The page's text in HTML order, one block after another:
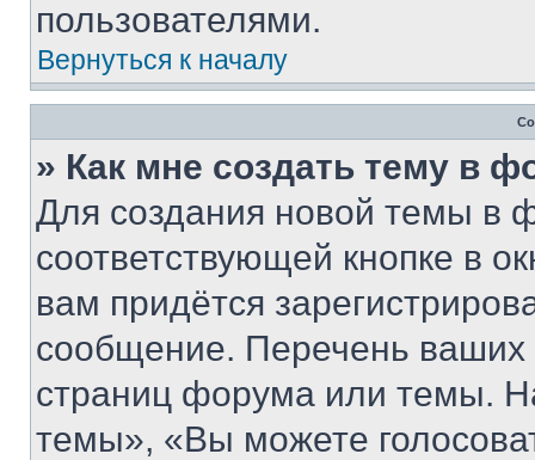
пользователями.
Вернуться к началу
» Как мне создать тему в
Для создания новой темы в
соответствующей кнопке в
вам придётся
сообщение. Перечень ваших
страниц форума или темы.
темы», «Вы можете